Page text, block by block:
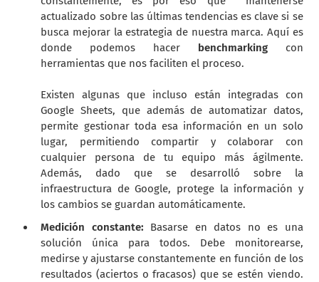
actualizado sobre las últimas tendencias es clave si se
busca mejorar la estrategia de nuestra marca. Aquí es
donde podemos hacer
benchmarking con
herramientas que nos faciliten el proceso.
Existen algunas que incluso están integradas con
Google Sheets, que además de automatizar datos,
permite gestionar toda esa información en un solo
lugar, permitiendo compartir y colaborar con
cualquier persona de tu equipo más ágilmente.
Además, dado que se desarrolló sobre la
infraestructura de Google, protege la información y
los cambios se guardan automáticamente.
Medición constante: Basarse en datos no es una
solución única para todos. Debe monitorearse,
medirse y ajustarse constantemente en función de los
resultados (aciertos o fracasos) que se estén viendo.